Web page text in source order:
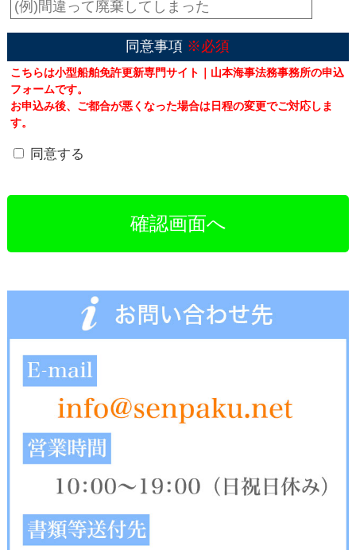
同意事項 ※必須
こちらは小型船舶免許更新専門サイト｜山本海事法務事務所の申込
フォームです。
お申込み後、ご都合が悪くなった場合は日程の変更でご対応しま
す。
同意する